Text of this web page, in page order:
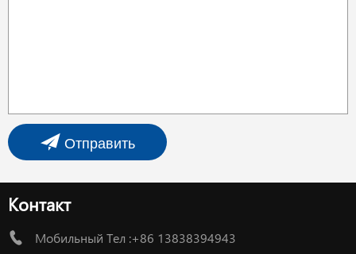
Отправить
Контакт
Мобильный Тел :+86 13838394943